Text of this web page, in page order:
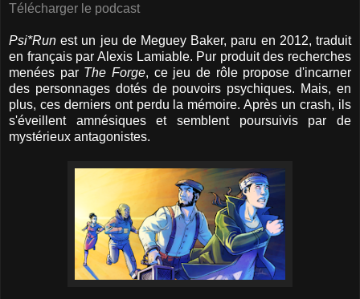
Télécharger le podcast
Psi*Run est un jeu de Meguey Baker, paru en 2012, traduit
en français par Alexis Lamiable. Pur produit des recherches
menées par The Forge, ce jeu de rôle propose d'incarner
des personnages dotés de pouvoirs psychiques. Mais, en
plus, ces derniers ont perdu la mémoire. Après un crash, ils
s'éveillent amnésiques et semblent poursuivis par de
mystérieux antagonistes.